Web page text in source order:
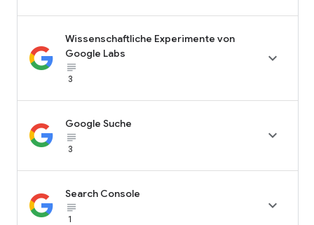
Wissenschaftliche Experimente von
Google Labs
subject_black
3

Google Suche
subject_black
3

Search Console
subject_black
1
